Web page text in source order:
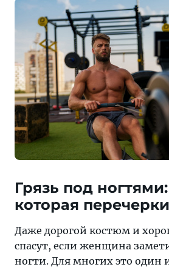
Грязь под
которая
Даже дорогой костюм и
спасут, если женщина
ногти. Для многих это один